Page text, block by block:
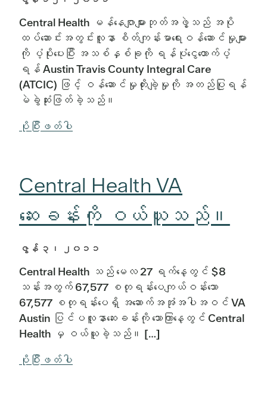
Central Health မန်နေဂျာများဘုတ်အဖွဲ့သည် အပို
ထပ်ဆောင်းအတွင်းလူနာ စိတ်ကျန်းမာရေးဝန်ဆောင်မှုများ
ကို ပံ့ပိုးပေးပြီး အသစ်နှစ်ခုကို ရန်ပုံငွေထောက်ပံ့
ရန် Austin Travis County Integral Care
(ATCIC) ဖြင့် ဝန်ဆောင်မှုတိုးချဲ့မှုကို အတည်ပြုရန်
မဲခွဲဆုံးဖြတ်ခဲ့သည်။
ပိုပြီးဖတ်ပါ
Central Health VA
ဆေးခန်းကို ဝယ်ယူသည်။
ဇွန် ၃၊ ၂၀၁၁
Central Health သည် မေလ 27 ရက်နေ့တွင် $8
သန်းအတွက် 67,577 စတုရန်းပေကျယ်ဝန်းသော
67,577 စတုရန်းပေရှိ အဆောက်အအုံအပါအဝင် VA
Austin ပြင်ပလူနာဆေးခန်းကို သောကြာနေ့တွင် Central
Health မှ ဝယ်ယူခဲ့သည်။ […]
ပိုပြီးဖတ်ပါ